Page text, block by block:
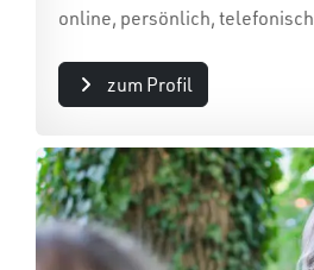
online, persönlich, telefonisch
zum Profil